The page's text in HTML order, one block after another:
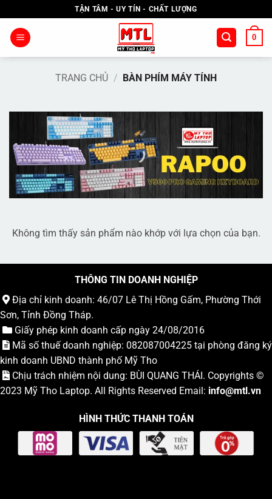
qua
nội
TẬN TÂM - UY TÍN - CHẤT LƯỢNG
0
TRANG CHỦ / BÀN PHÍM MÁY TÍNH
Không tìm thấy sản phẩm nào khớp với lựa chọn của bạn.
THÔNG TIN DOANH NGHIỆP
Địa chỉ kinh doanh: 46/07 Lê Thị Hồng Gấm, Phường Thới
Sơn, Tỉnh Đồng Tháp.
Giấy phép kinh doanh cấp ngày 24/08/2016
Mã số thuế doanh nghiệp: 082087004225 tại phòng đăng ký
kinh doanh UBND thành phố Mỹ Tho
Chịu trách nhiệm nội dung: BÙI QUANG THÁI. Copyrights ©
2023 Mỹ Tho Laptop. All Rights Reserved Email: info@mtl.vn
HÌNH THỨC THANH TOÁN